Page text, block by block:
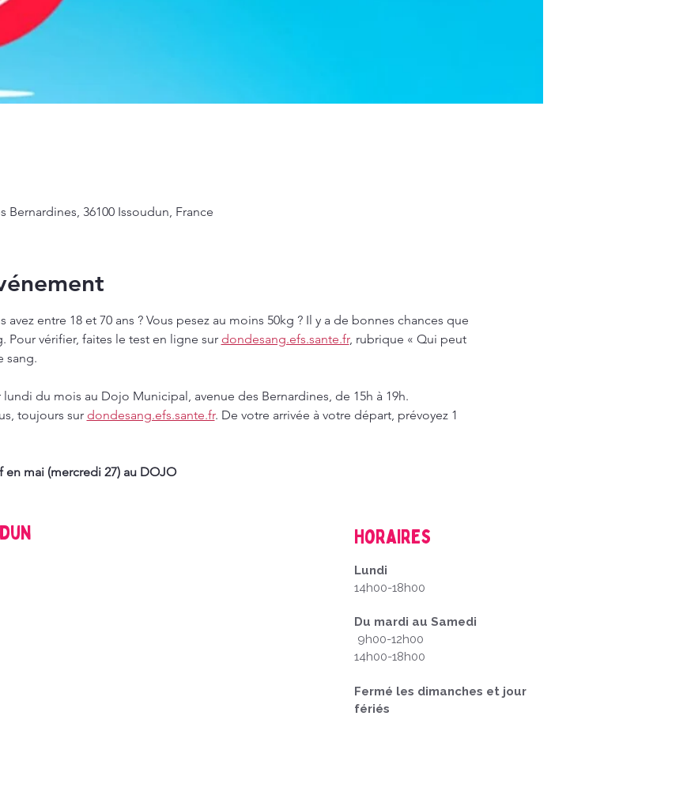
Bernardines, 36100 Issoudun, France
avez entre 18 et 70 ans ? Vous pesez au moins 50kg ? Il y a de bonnes chances que
Pour vérifier, faites le test en ligne sur dondesang.efs.sante.fr, rubrique « Qui peut
sang.
du mois au Dojo Municipal, avenue des Bernardines, de 15h à 19h.
toujours sur dondesang.efs.sante.fr. De votre arrivée à votre départ, prévoyez 1
mai (mercredi 27) au DOJO
Horaires
Lundi
14h00-18h00
Du mardi au Samedi
9h00-12h00
14h00-18h00
Fermé les dimanches et jour
fériés